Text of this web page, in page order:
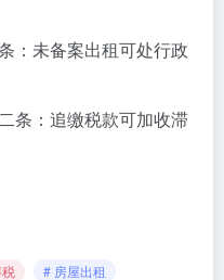
：未备案出租可处行政
条：追缴税款可加收滞
# 房屋出租